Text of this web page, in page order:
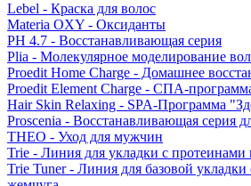
Lebel - Краска для волос
Materia OXY - Оксиданты
PH 4.7 - Восстанавливающая серия
Plia - Молекулярное моделирование
Proedit Home Charge - Домашнее
Proedit Element Charge - СПА-
Hair Skin Relaxing - SPA-Программа
Proscenia - Восстанавливающая серия
THEO - Уход для мужчин
Trie - Линия для укладки с
Trie Tuner - Линия для базовой